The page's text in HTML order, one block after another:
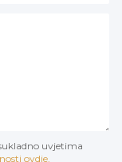
uvjetima
ovdje.